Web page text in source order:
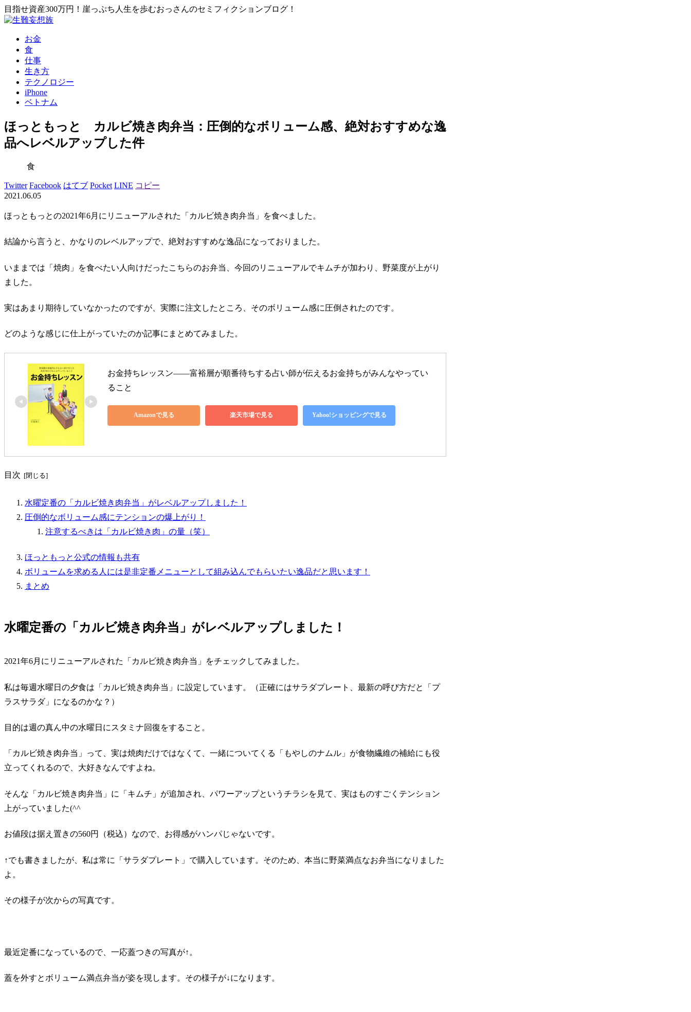
目指せ資産300万円！崖っぷち人生を歩むおっさんのセミフィクションブログ！
お金
食
仕事
生き方
テクノロジー
iPhone
ベトナム
ほっともっと カルビ焼き肉弁当：圧倒的なボリューム感、絶対おすすめな逸
品へレベルアップした件
食
Twitter Facebook はてブ Pocket LINE コピー
2021.06.05
ほっともっとの2021年6月にリニューアルされた「カルビ焼き肉弁当」を食べました。
結論から言うと、かなりのレベルアップで、絶対おすすめな逸品になっておりました。
いままでは「焼肉」を食べたい人向けだったこちらのお弁当、今回のリニューアルでキムチが加わり、野菜度が上がり
ました。
実はあまり期待していなかったのですが、実際に注文したところ、そのボリューム感に圧倒されたのです。
どのような感じに仕上がっていたのか記事にまとめてみました。
お金持ちレッスン――富裕層が順番待ちする占い師が伝えるお金持ちがみんなやってい
ること
Amazonで見る 楽天市場で見る Yahoo!ショッピングで見る
目次
水曜定番の「カルビ焼き肉弁当」がレベルアップしました！
圧倒的なボリューム感にテンションの爆上がり！
注意するべきは「カルビ焼き肉」の量（笑）
ほっともっと公式の情報も共有
ボリュームを求める人には是非定番メニューとして組み込んでもらいたい逸品だと思います！
まとめ
水曜定番の「カルビ焼き肉弁当」がレベルアップしました！
2021年6月にリニューアルされた「カルビ焼き肉弁当」をチェックしてみました。
私は毎週水曜日の夕食は「カルビ焼き肉弁当」に設定しています。（正確にはサラダプレート、最新の呼び方だと「プ
ラスサラダ」になるのかな？）
目的は週の真ん中の水曜日にスタミナ回復をすること。
「カルビ焼き肉弁当」って、実は焼肉だけではなくて、一緒についてくる「もやしのナムル」が食物繊維の補給にも役
立ってくれるので、大好きなんですよね。
そんな「カルビ焼き肉弁当」に「キムチ」が追加され、パワーアップというチラシを見て、実はものすごくテンション
上がっていました(^^ゞ
お値段は据え置きの560円（税込）なので、お得感がハンパじゃないです。
↑でも書きましたが、私は常に「サラダプレート」で購入しています。そのため、本当に野菜満点なお弁当になりました
よ。
その様子が次からの写真です。
最近定番になっているので、一応蓋つきの写真が↑。
蓋を外すとボリューム満点弁当が姿を現します。その様子が↓になります。